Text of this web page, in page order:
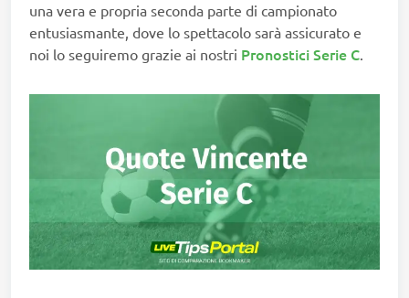
una vera e propria seconda parte di campionato
entusiasmante, dove lo spettacolo sarà assicurato e
noi lo seguiremo grazie ai nostri Pronostici Serie C.